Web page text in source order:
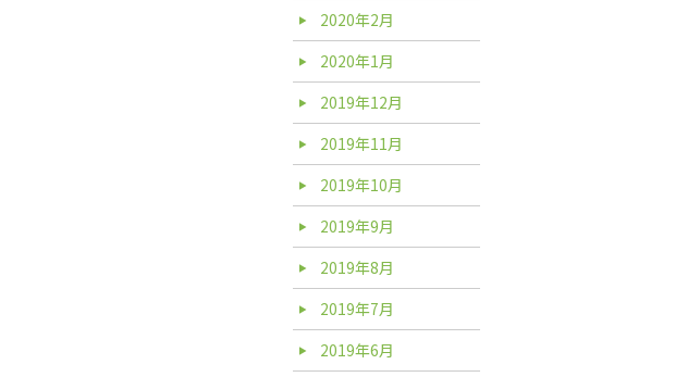
2020年2月
2020年1月
2019年12月
2019年11月
2019年10月
2019年9月
2019年8月
2019年7月
2019年6月